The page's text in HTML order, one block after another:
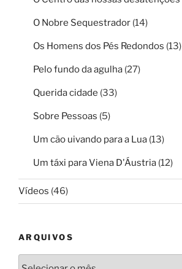
O Nobre Sequestrador (14)
Os Homens dos Pés Redondos (13)
Pelo fundo da agulha (27)
Querida cidade (33)
Sobre Pessoas (5)
Um cão uivando para a Lua (13)
Um táxi para Viena D'Áustria (12)
Vídeos (46)
ARQUIVOS